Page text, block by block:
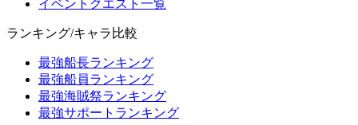
イベントクエスト一覧
ランキング/キャラ比較
最強船長ランキング
最強船員ランキング
最強海賊祭ランキング
最強サポートランキング